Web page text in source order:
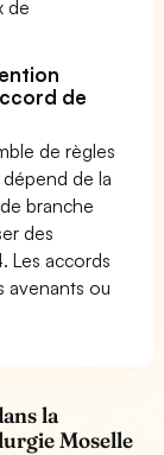
de
de
de règles
de la
branche
des
Les accords
avenants ou
la
Moselle